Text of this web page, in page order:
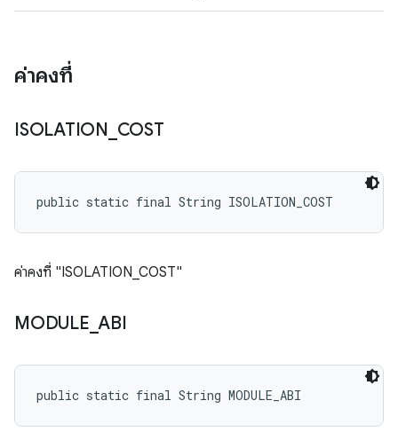
ค่าคงที่
ISOLATION COST
public static final String ISOLATION_COST
ค่าคงที่ "ISOLATION_COST"
MODULE _ABI
public static final String MODULE_ABI